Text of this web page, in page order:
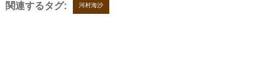
関連するタグ: 河村海沙